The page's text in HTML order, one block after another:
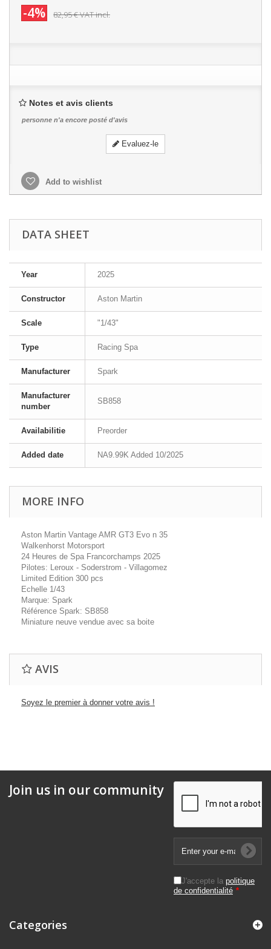
-4% 82,95 €VAT incl.
Notes et avis clients
personne n'a encore posté d'avis
Evaluez-le
Add to wishlist
DATA SHEET
Year 2025
Constructor Aston Martin
Scale "1/43"
Type Racing Spa
Manufacturer Spark
Manufacturer
number
SB858
Availabilitie Preorder
Added date NA9.99K Added 10/2025
MORE INFO
Aston Martin Vantage AMR GT3 Evo n 35
Walkenhorst Motorsport
24 Heures de Spa Francorchamps 2025
Pilotes: Leroux - Soderstrom - Villagomez
Limited Edition 300 pcs
Echelle 1/43
Marque: Spark
Référence Spark: SB858
Miniature neuve vendue avec sa boite
AVIS
Soyez le premier à donner votre avis !
Join us in our community
J'accepte la politique
de confidentialité *
Categories